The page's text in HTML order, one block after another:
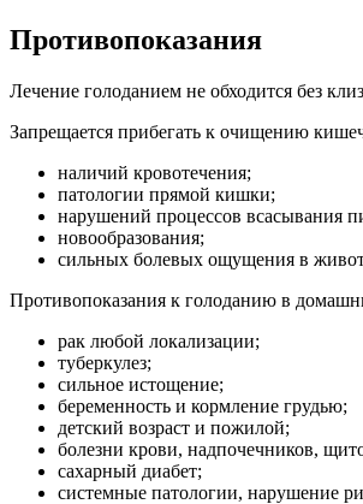
Противопоказания
Лечение голоданием не обходится без
Запрещается прибегать к очищению
наличий кровотечения;
патологии прямой кишки;
нарушений процессов всасывания
новообразования;
сильных болевых ощущения в
Противопоказания к голоданию в
рак любой локализации;
туберкулез;
сильное истощение;
беременность и кормление грудью;
детский возраст и пожилой;
болезни крови, надпочечников,
сахарный диабет;
системные патологии, нарушение